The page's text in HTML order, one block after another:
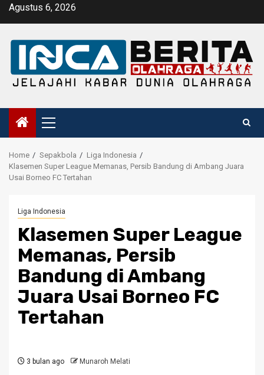
SkipAgustus 6, 2026
Primary
Menu
Home Sepakbola
Liga Indonesia
Klasemen Super League Memanas, Persib Bandung di Ambang Juara
Usai Borneo FC Tertahan
Liga Indonesia
Klasemen Super League
Memanas, Persib
Bandung di Ambang
Juara Usai Borneo FC
Tertahan
3 bulan ago Munaroh Melati